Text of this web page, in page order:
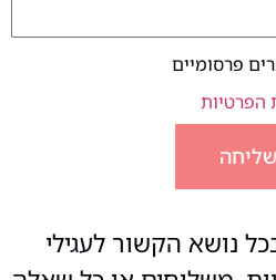
פרסומיים
הפרטיות
שליחה
נושא הקשור לעגילי